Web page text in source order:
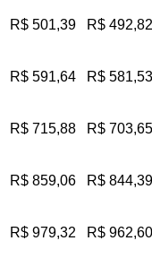
R$ 501,39 R$ 492,82
R$ 591,64 R$ 581,53
R$ 715,88 R$ 703,65
R$ 859,06 R$ 844,39
R$ 979,32 R$ 962,60